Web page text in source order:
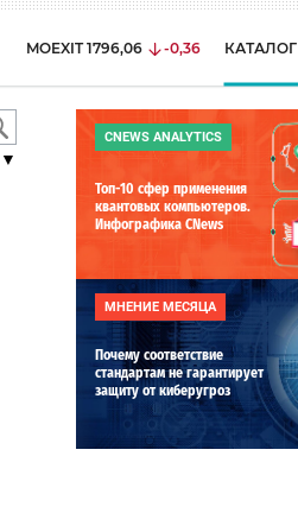
MOEXIT 1796,06 -0,36 КАТАЛОГ
▼
CNEWS ANALYTICS
Топ-10 сфер применения
квантовых компьютеров.
Инфографика CNews
МНЕНИЕ МЕСЯЦА
Почему соответствие
стандартам не гарантирует
защиту от киберугроз